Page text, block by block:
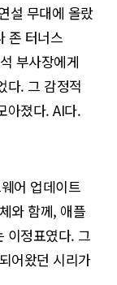
설 무대에 올랐
존 터너스
부사장에게
다. 그 감정적
아졌다. AI다.
어 업데이트
와 함께, 애플
이정표였다. 그
어왔던 시리가